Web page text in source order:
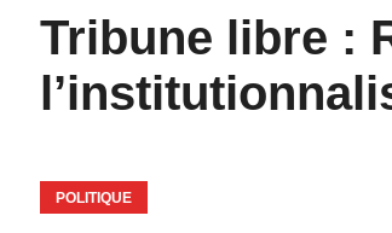
Tribune libre :
POLITIQUE